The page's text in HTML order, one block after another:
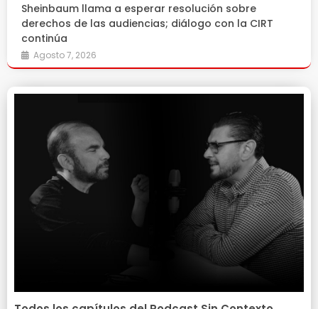
Sheinbaum llama a esperar resolución sobre
derechos de las audiencias; diálogo con la CIRT
continúa
Agosto 7, 2026